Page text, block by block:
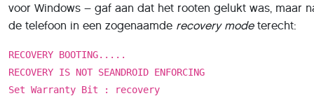
RECOVERY BOOTING.....
Set Warranty Bit : recovery
Mogelijk heb je ooit je computer gestart vanaf een